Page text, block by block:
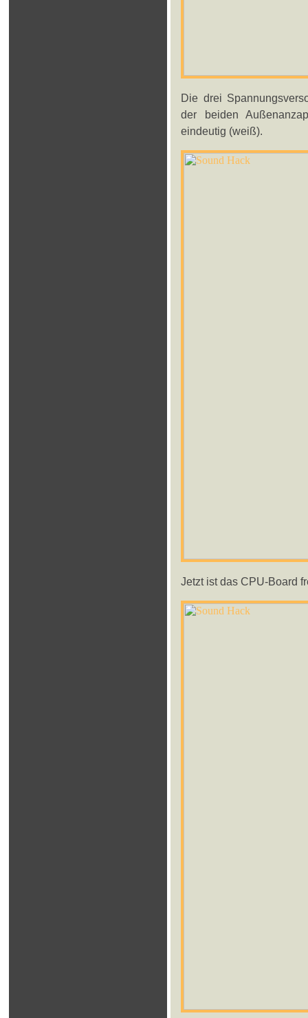
Die drei
der beiden
eindeutig (weiß).
Jetzt ist das CPU-Board